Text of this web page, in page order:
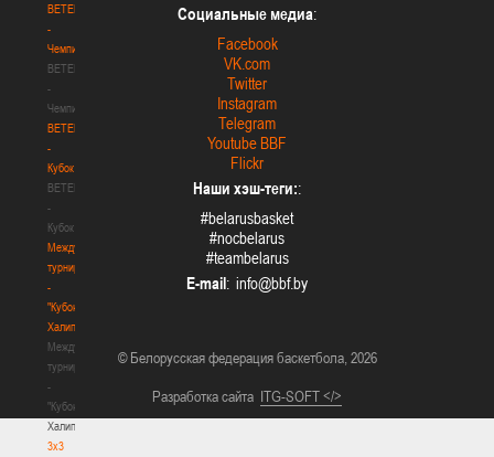
BETERA
-
Чемпионат
BETERA
-
Чемпионат
BETERA
-
Кубок
BETERA
-
Кубок
Международный
турнир
-
"Кубок
Халипского"
Международный
турнир
-
"Кубок
Халипского"
3x3
Социальные медиа:
Facebook
VK.com
Twitter
Instagram
Telegram
Youtube BBF
Flickr
Наши хэш-теги::
#belarusbasket
#nocbelarus
#teambelarus
E-mail :
© Белорусская федерация баскетбола, 2026
Разработка сайта ITG-SOFT </>